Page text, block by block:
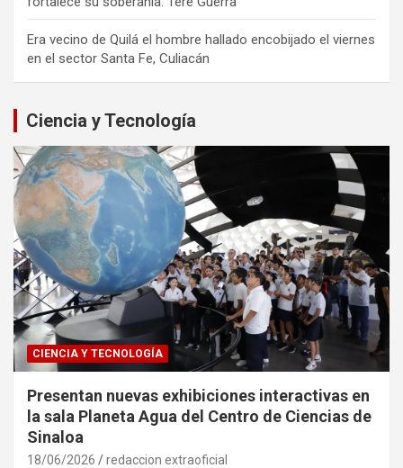
Era vecino de Quilá el hombre hallado encobijado el viernes
en el sector Santa Fe, Culiacán
Ciencia y Tecnología
CIENCIA Y TECNOLOGÍA
Presentan nuevas exhibiciones interactivas en
la sala Planeta Agua del Centro de Ciencias de
Sinaloa
18/06/2026 redaccion extraoficial